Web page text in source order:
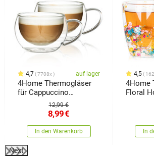
4,7 7708x auf lager
4Home Thermogläser
für Cappuccino
Hot&Cool 280 ml, 2
12,99 €
8,99€
In den Warenkorb
4,5
4Home
Floral
In
Next